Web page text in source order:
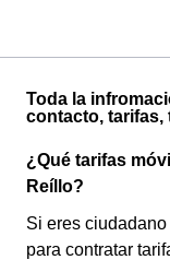
Toda la
contacto, tarifas,
¿Qué tarifas
Reíllo?
Si eres
para contratar